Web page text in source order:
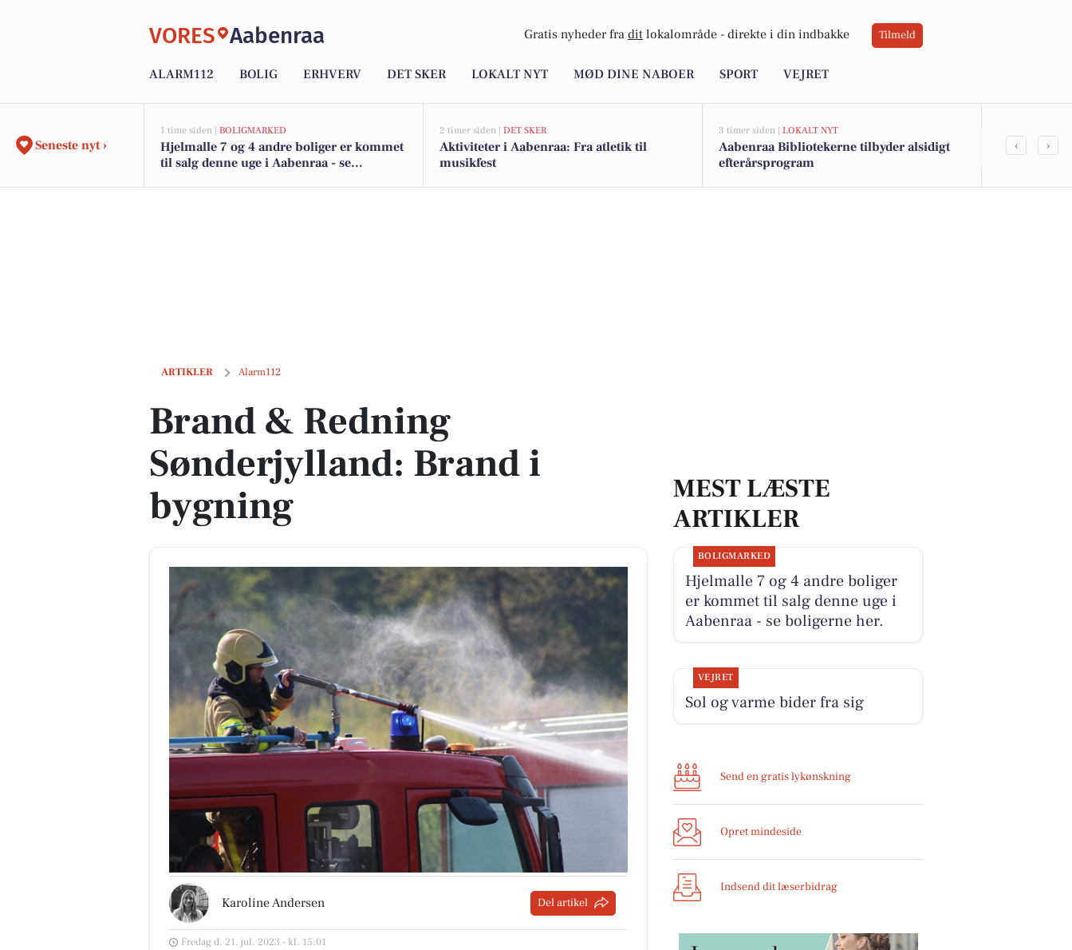
VORES Aabenraa Gratis nyheder fra dit lokalområde - direkte i din indbakke Tilmeld
ALARM112 BOLIG ERHVERV DET SKER LOKALT NYT MØD DINE NABOER SPORT VEJRET
Seneste nyt ›
1 time siden | BOLIGMARKED
Hjelmalle 7 og 4 andre boliger er kommet
til salg denne uge i Aabenraa - se
2 timer siden | DET SKER
Aktiviteter i Aabenraa: Fra atletik til
musikfest
3 timer siden | LOKALT NYT
Aabenraa Bibliotekerne tilbyder alsidigt
efterårsprogram
Sol og
‹ ›
ARTIKLER Alarm112
Brand & Redning Sønderjylland: Brand i bygning
Brand & Redning
Sønderjylland: Brand i
bygning
Karoline Andersen Del artikel
Fredag d. 21. jul. 2023 - kl. 15:01
MEST LÆSTE
ARTIKLER
BOLIGMARKED
Hjelmalle 7 og 4 andre boliger
er kommet til salg denne uge i
Aabenraa - se boligerne her.
VEJRET
Sol og varme bider fra sig
Send en gratis lykønskning
Opret mindeside
Indsend dit læserbidrag